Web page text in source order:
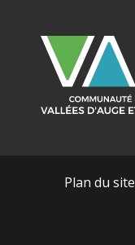
Plan du site